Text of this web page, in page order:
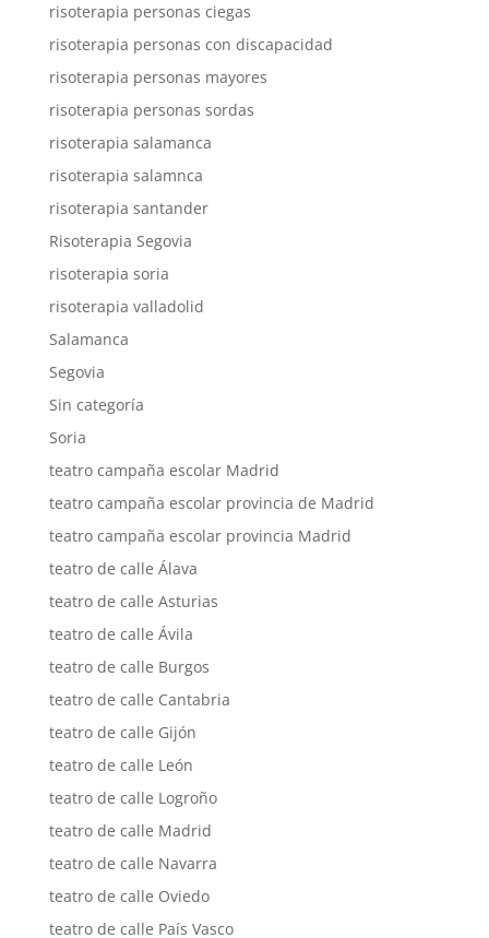
risoterapia personas ciegas
risoterapia personas con discapacidad
risoterapia personas mayores
risoterapia personas sordas
risoterapia salamanca
risoterapia salamnca
risoterapia santander
Risoterapia Segovia
risoterapia soria
risoterapia valladolid
Salamanca
Segovia
Sin categoría
Soria
teatro campaña escolar Madrid
teatro campaña escolar provincia de Madrid
teatro campaña escolar provincia Madrid
teatro de calle Álava
teatro de calle Asturias
teatro de calle Ávila
teatro de calle Burgos
teatro de calle Cantabria
teatro de calle Gijón
teatro de calle León
teatro de calle Logroño
teatro de calle Madrid
teatro de calle Navarra
teatro de calle Oviedo
teatro de calle País Vasco